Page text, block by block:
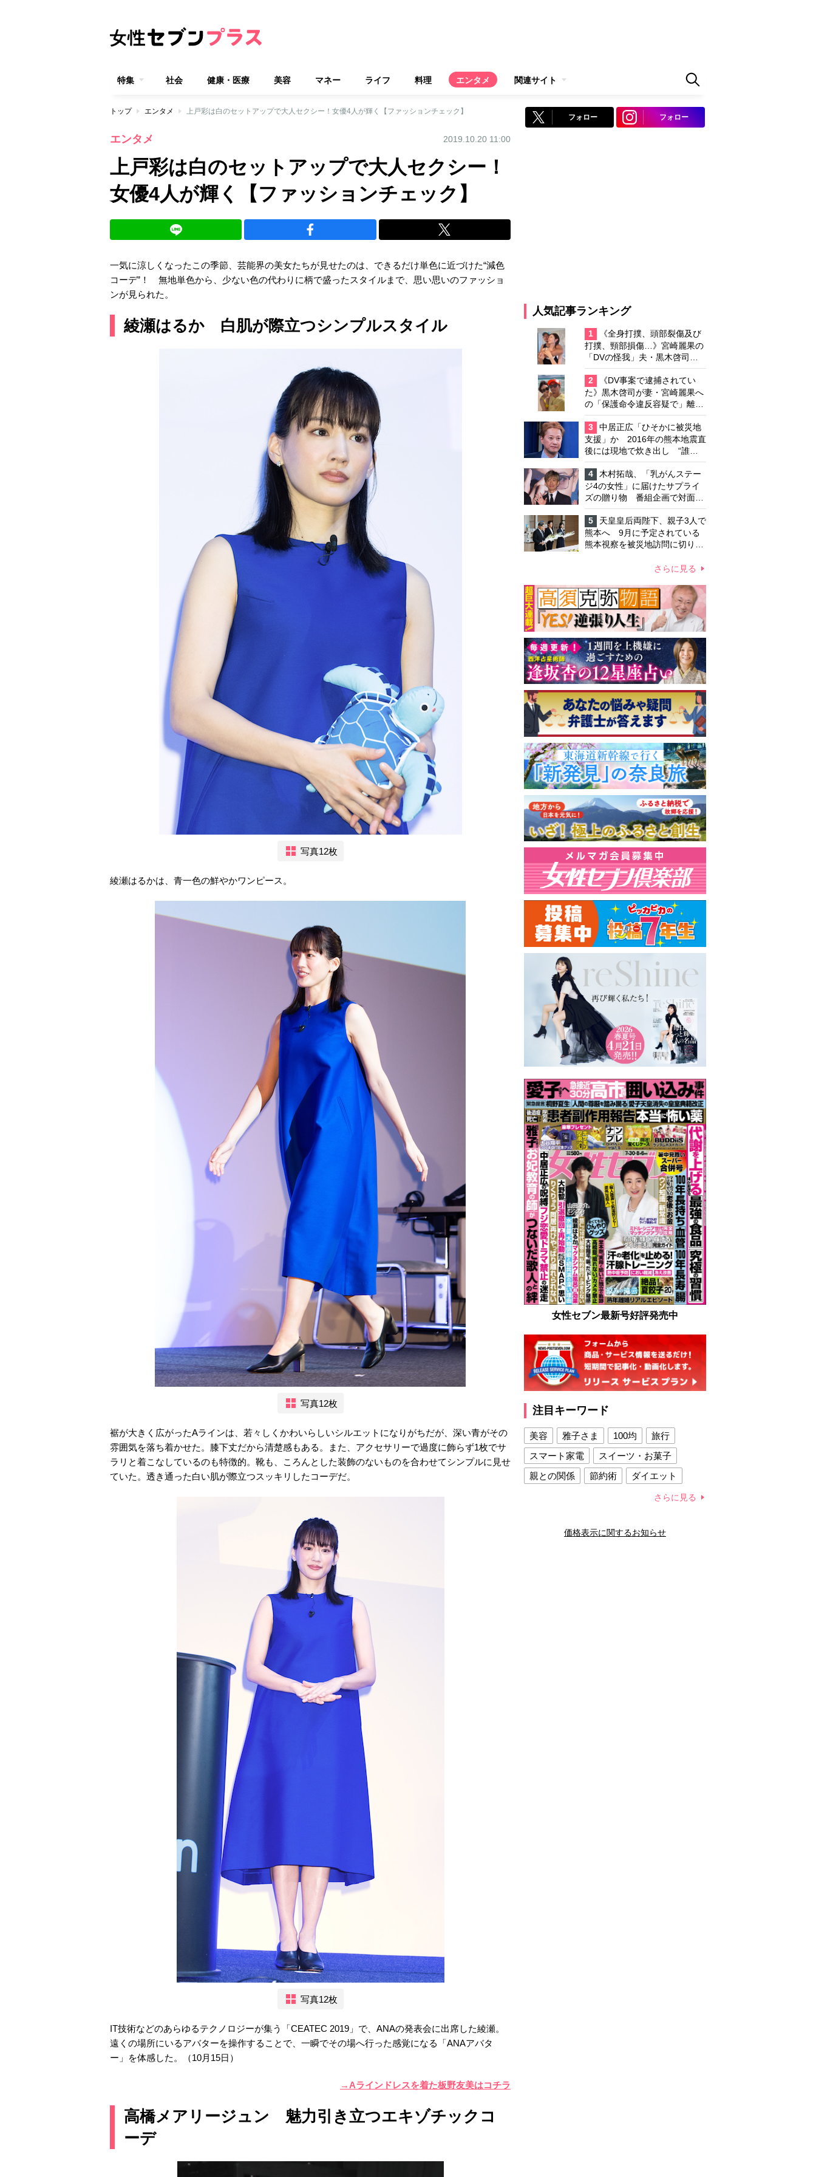
特集 社会 健康・医療 美容 マネー ライフ 料理 エンタメ 関連サイト
トップ エンタメ 上戸彩は白のセットアップで大人セクシー！女優4人が輝く【ファッションチェック】
エンタメ 2019.10.20 11:00
上戸彩は白のセットアップで大人セクシー！
女優4人が輝く【ファッションチェック】
一気に涼しくなったこの季節、芸能界の美女たちが見せたのは、できるだけ単色に近づけた“減色
コーデ”！ 無地単色から、少ない色の代わりに柄で盛ったスタイルまで、思い思いのファッショ
ンが見られた。
綾瀬はるか 白肌が際立つシンプルスタイル
写真12枚
綾瀬はるかは、青一色の鮮やかワンピース。
写真12枚
裾が大きく広がったAラインは、若々しくかわいらしいシルエットになりがちだが、深い青がその
雰囲気を落ち着かせた。膝下丈だから清楚感もある。また、アクセサリーで過度に飾らず1枚でサ
ラリと着こなしているのも特徴的。靴も、ころんとした装飾のないものを合わせてシンプルに見せ
ていた。透き通った白い肌が際立つスッキリしたコーデだ。
写真12枚
IT技術などのあらゆるテクノロジーが集う「CEATEC 2019」で、ANAの発表会に出席した綾瀬。
遠くの場所にいるアバターを操作することで、一瞬でその場へ行った感覚になる「ANAアバタ
ー」を体感した。（10月15日）
→Aラインドレスを着た板野友美はコチラ
高橋メアリージュン 魅力引き立つエキゾチックコ
ーデ
フォロー フォロー
人気記事ランキング
1
《全身打撲、頭部裂傷及び
打撲、頸部損傷…》宮崎麗果の
「DVの怪我」夫・黒木啓司の
逮捕で始まる「夫婦の闘争」
2
《DV事案で逮捕されてい
た》黒木啓司が妻・宮崎麗果へ
の「保護命令違反容疑で」離婚
協議は「第二ステージ」へ
3
中居正広「ひそかに被災地
支援」か 2016年の熊本地震直
後には現地で炊き出し “誰に
も知られなくて良い”と、むし
ろ強まる福祉活動への思い
4
木村拓哉、「乳がんステー
ジ4の女性」に届けたサプライ
ズの贈り物 番組企画で対面し
たファンが、夢と希望を与える
心遣いに「うれしくて号泣しま
した」
5
天皇皇后両陛下、親子3人で
熊本へ 9月に予定されている
熊本視察を被災地訪問に切り替
夫妻から受け継ぐ“国民への寄
さらに見る
女性セブン最新号好評発売中
注目キーワード
美容 雅子さま 100均
旅行
スマート家電
スイーツ・お菓子
親との関係
節約術
ダイエット
夫との関係
新津春子 どか食い
さらに見る
価格表示に関するお知らせ